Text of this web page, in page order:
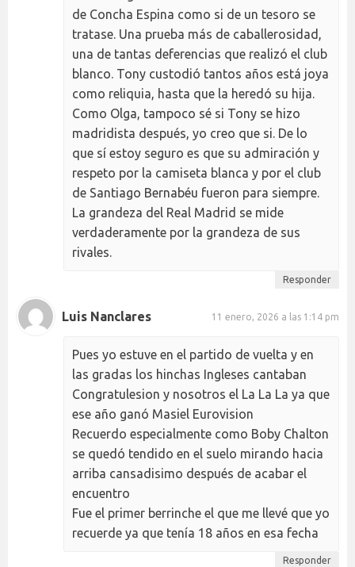
de Concha Espina como si de un tesoro se
tratase. Una prueba más de caballerosidad,
una de tantas deferencias que realizó el club
blanco. Tony custodió tantos años está joya
como reliquia, hasta que la heredó su hija.
Como Olga, tampoco sé si Tony se hizo
madridista después, yo creo que si. De lo
que sí estoy seguro es que su admiración y
respeto por la camiseta blanca y por el club
de Santiago Bernabéu fueron para siempre.
La grandeza del Real Madrid se mide
verdaderamente por la grandeza de sus
rivales.
Responder
Luis Nanclares 11 enero, 2026 a las 1:14 pm
Pues yo estuve en el partido de vuelta y en
las gradas los hinchas Ingleses cantaban
Congratulesion y nosotros el La La La ya que
ese año ganó Masiel Eurovision
Recuerdo especialmente como Boby Chalton
se quedó tendido en el suelo mirando hacia
arriba cansadisimo después de acabar el
encuentro
Fue el primer berrinche el que me llevé que yo
recuerde ya que tenía 18 años en esa fecha
Responder